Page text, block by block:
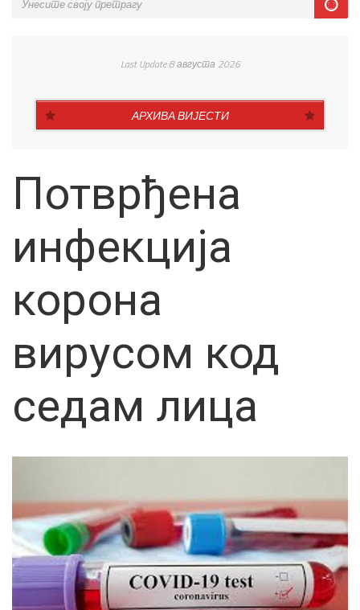
Last Update:8 августа 2026
АРХИВА ВИЈЕСТИ
Потврђена
инфекција
корона
вирусом код
седам лица